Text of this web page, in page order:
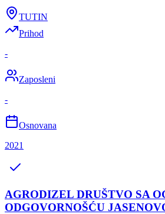
TUTIN
Prihod
-
Zaposleni
-
Osnovana
2021
AGRODIZEL DRUŠTVO SA
ODGOVORNOŠĆU